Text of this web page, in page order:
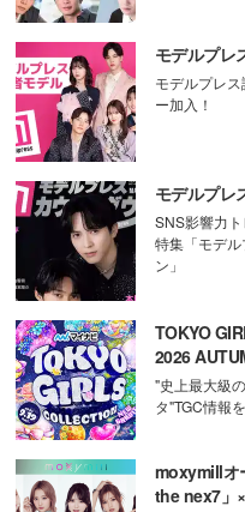
モデルプレ
モデルプレ
ー加入！
モデルプレ
SNS影響力
特集「モデ
ン」
TOKYO
2026
デルプレス
"史上最大級
タ"TGC情報
moxymillオ
the nex7」